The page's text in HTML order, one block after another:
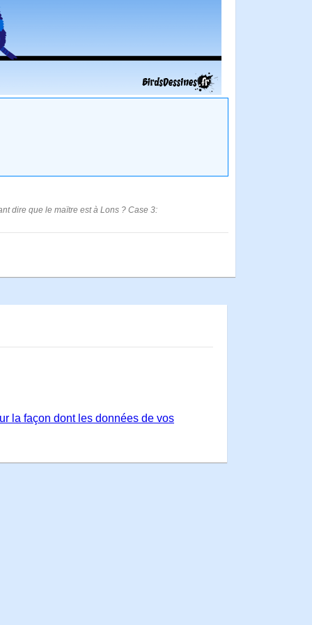
dire que le maïtre est à Lons ? Case 3:
la façon dont les données de vos